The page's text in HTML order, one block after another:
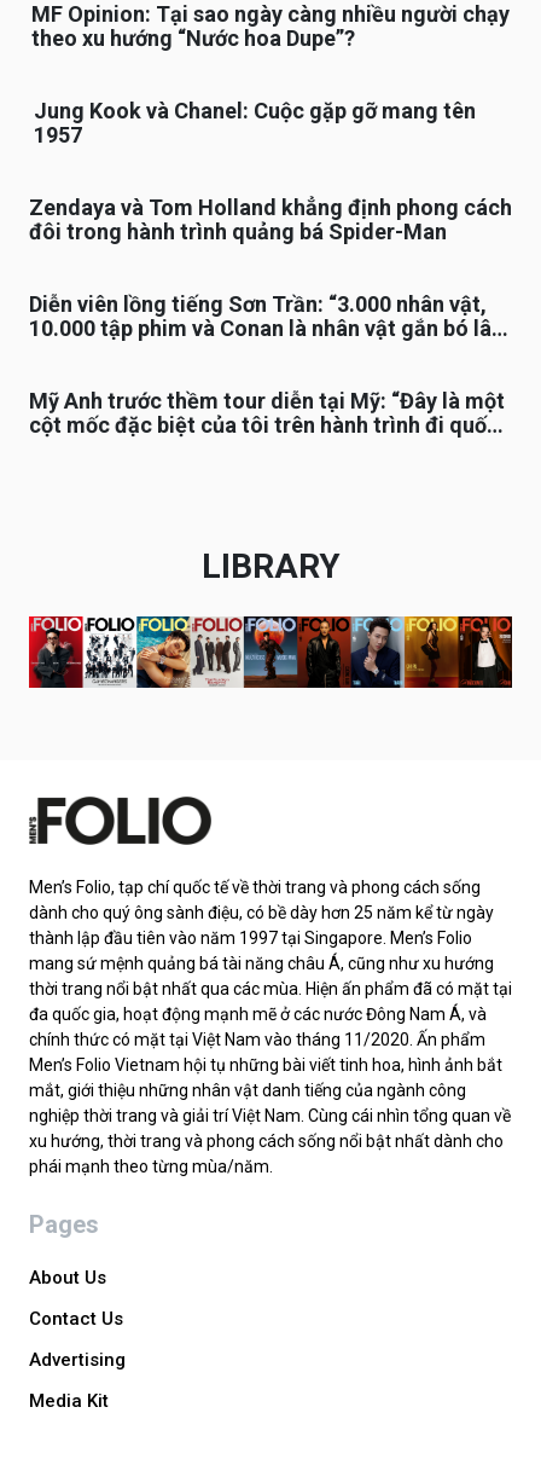
MF Opinion: Tại sao ngày càng nhiều người chạy
theo xu hướng “Nước hoa Dupe”?
Jung Kook và Chanel: Cuộc gặp gỡ mang tên
1957
Zendaya và Tom Holland khẳng định phong cách
đôi trong hành trình quảng bá Spider-Man
Diễn viên lồng tiếng Sơn Trần: “3.000 nhân vật,
10.000 tập phim và Conan là nhân vật gắn bó lâu
Mỹ Anh trước thềm tour diễn tại Mỹ: “Đây là một
cột mốc đặc biệt của tôi trên hành trình đi quốc
LIBRARY
Men’s Folio, tạp chí quốc tế về thời trang và phong cách sống
dành cho quý ông sành điệu, có bề dày hơn 25 năm kể từ ngày
thành lập đầu tiên vào năm 1997 tại Singapore. Men’s Folio
mang sứ mệnh quảng bá tài năng châu Á, cũng như xu hướng
thời trang nổi bật nhất qua các mùa. Hiện ấn phẩm đã có mặt tại
đa quốc gia, hoạt động mạnh mẽ ở các nước Đông Nam Á, và
chính thức có mặt tại Việt Nam vào tháng 11/2020. Ấn phẩm
Men’s Folio Vietnam hội tụ những bài viết tinh hoa, hình ảnh bắt
mắt, giới thiệu những nhân vật danh tiếng của ngành công
nghiệp thời trang và giải trí Việt Nam. Cùng cái nhìn tổng quan về
xu hướng, thời trang và phong cách sống nổi bật nhất dành cho
phái mạnh theo từng mùa/năm.
Pages
About Us
Contact Us
Advertising
Media Kit